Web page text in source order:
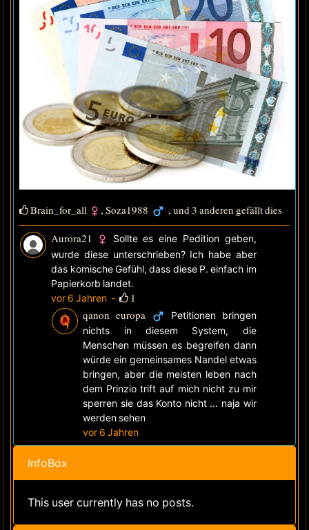
Brain_for_all ,Soza1988 , und 3 anderen gefällt dies
Aurora21
Sollte es eine Pedition geben,
wurde diese unterschrieben? Ich habe aber
das komische Gefühl, dass diese P. einfach im
Papierkorb landet.
vor 6 Jahren -
1
qanon europa
Petitionen bringen
nichts in diesem System, die
Menschen müssen es begreifen dann
würde ein gemeinsames Nandel etwas
bringen, aber die meisten leben nach
dem Prinzio trift auf mich nicht zu mir
sperren sie das Konto nicht ... naja wir
werden sehen
vor 6 Jahren
InfoBox
This user currently has no posts.